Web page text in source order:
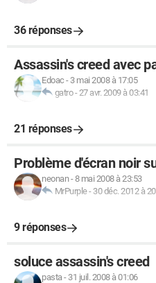
36 réponses
Assassin's creed avec
Edoac - 3 mai 2008 à 17:05
gatro-27 avr. 2009 à 03:41
21 réponses
Problème d'écran noir
neonan-8 mai 2008 à 23:53
MrPurple- 30 déc. 2012 à
9 réponses
soluce assassin's creed
pasta- 31 juil. 2008 à 01:06